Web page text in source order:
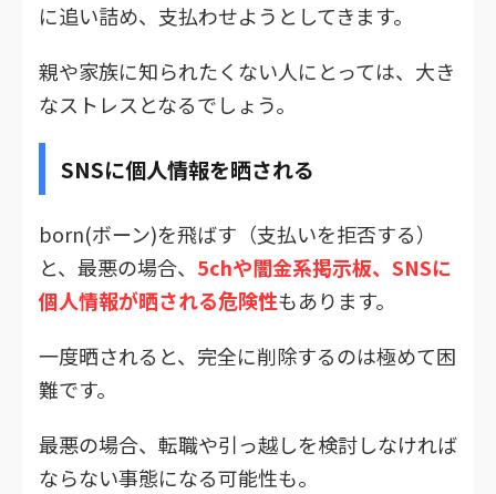
に追い詰め、支払わせようとしてきます。
親や家族に知られたくない人にとっては、大き
なストレスとなるでしょう。
SNSに個人情報を晒される
born(ボーン)を飛ばす（支払いを拒否する）
と、最悪の場合、 5chや闇金系掲示板、SNSに
個人情報が晒される危険性もあります。
一度晒されると、完全に削除するのは極めて困
難です。
最悪の場合、転職や引っ越しを検討しなければ
ならない事態になる可能性も。